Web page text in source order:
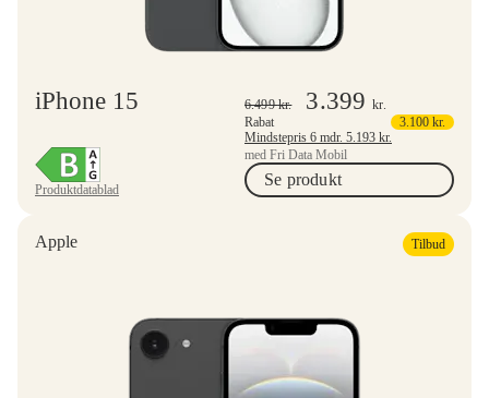
iPhone 15
Produktdatablad
6.499kr. 3.399kr.
Rabat
3.100 kr.
Mindstepris 6 mdr. 5.193 kr.
med Fri Data Mobil
Se produkt
Apple Tilbud